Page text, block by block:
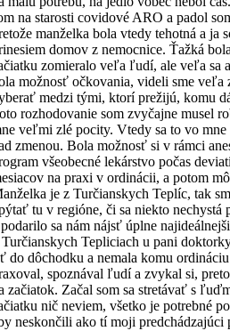
na starosti covidové ARO a padol
manželka bola vtedy tehotná a ja
domov z nemocnice. Ťažká
zomieralo veľa ľudí, ale veľa sa
možnosť očkovania, videli sme veľa
medzi tými, ktorí prežijú, komu
rozhodovanie som zvyčajne musel
veľmi zlé pocity. Vtedy sa to vo
zmenou. Bola možnosť si v rámci
všeobecné lekárstvo počas
na praxi v ordinácii, a potom
je z Turčianskych Teplíc, tak
tu v regióne, či sa niekto nechystá
sa nám nájsť úplne
Tepliciach u pani
do dôchodku a nemala komu
spoznával ľudí a zvykal si,
začiatok. Začal som sa stretávať s
nič neviem, všetko je potrebné
neskončili ako tí moji predchádzajúci